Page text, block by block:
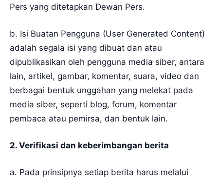
Pers yang ditetapkan Dewan Pers.
b. Isi Buatan Pengguna (User Generated Content)
adalah segala isi yang dibuat dan atau
dipublikasikan oleh pengguna media siber, antara
lain, artikel, gambar, komentar, suara, video dan
berbagai bentuk unggahan yang melekat pada
media siber, seperti blog, forum, komentar
pembaca atau pemirsa, dan bentuk lain.
2. Verifikasi dan keberimbangan berita
a. Pada prinsipnya setiap berita harus melalui